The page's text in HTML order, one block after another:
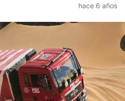
hace 6 años